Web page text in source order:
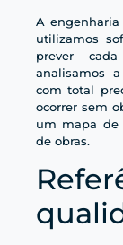
A
utilizamos
prever
analisamos
com total
ocorrer sem
um mapa de
de obras.